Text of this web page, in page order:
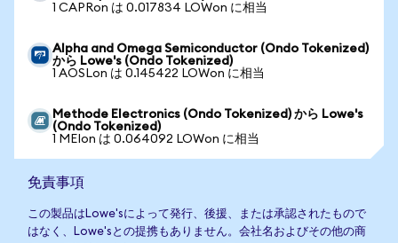
1 CAPRon は 0.017834 LOWon に相当
Alpha and Omega Semiconductor (Ondo Tokenized)
から Lowe's (Ondo Tokenized)
1 AOSLon は 0.145422 LOWon に相当
Methode Electronics (Ondo Tokenized) から Lowe's
(Ondo Tokenized)
1 MEIon は 0.064092 LOWon に相当
免責事項
この製品はLowe'sによって発行、後援、または承認されたもので
はなく、Lowe'sとの提携もありません。会社名およびその他の商